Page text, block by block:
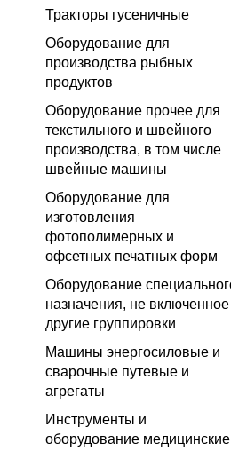
Тракторы гусеничные
Оборудование для
производства рыбных
продуктов
Оборудование прочее для
текстильного и швейного
производства, в том числе
швейные машины
Оборудование для
изготовления
фотополимерных и
офсетных печатных форм
Оборудование
назначения, не
другие группировки
Машины энергосиловые и
сварочные путевые и
агрегаты
Инструменты и
оборудование медицинские